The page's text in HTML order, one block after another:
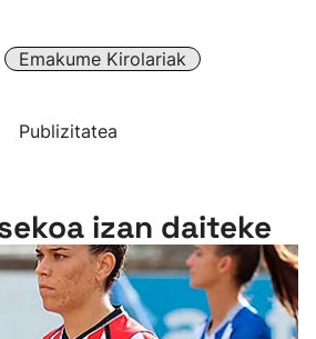
Emakume Kirolariak
Publizitatea
izan daiteke